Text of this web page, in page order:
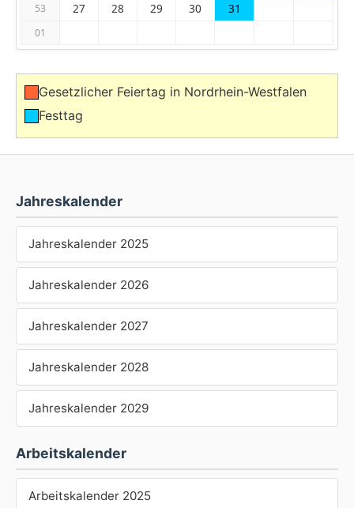
Jahreskalender
Jahreskalender 2025
Jahreskalender 2026
Jahreskalender 2027
Jahreskalender 2028
Jahreskalender 2029
Arbeitskalender
Arbeitskalender 2025
53 27 28 29 30 31
01
Gesetzlicher Feiertag in Nordrhein-Westfalen
Festtag